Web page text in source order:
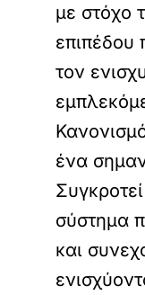
με στόχο
επιπέδου
τον
ένα
σύστημα
και